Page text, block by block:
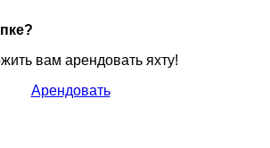
вам арендовать яхту!
Арендовать